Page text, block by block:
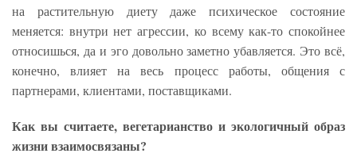
на растительную диету даже психическое состояние
меняется: внутри нет агрессии, ко всему как-то спокойнее
относишься, да и эго довольно заметно убавляется. Это всё,
конечно, влияет на весь процесс работы, общения с
партнерами, клиентами, поставщиками.
Как вы считаете, вегетарианство и экологичный образ
жизни взаимосвязаны?